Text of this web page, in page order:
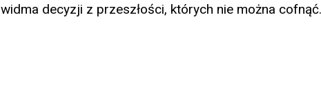
widma decyzji z przeszłości, których nie można cofnąć.